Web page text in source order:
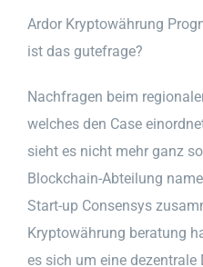
Ardor Kryptowährung
ist das gutefrage?
Nachfragen beim
welches den Case
sieht es nicht mehr ganz
Blockchain-Abteilung
Start-up Consensys
Kryptowährung beratung
es sich um eine dezentrale